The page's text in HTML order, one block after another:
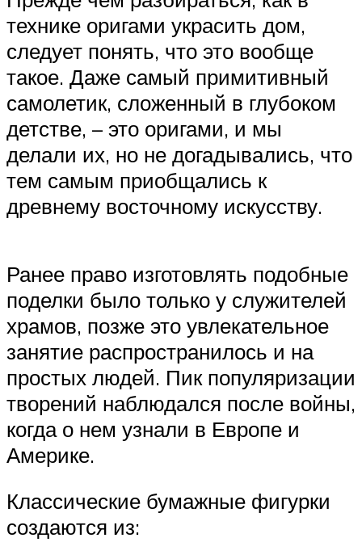
технике оригами украсить дом,
следует понять, что это вообще
такое. Даже самый примитивный
самолетик, сложенный в глубоком
детстве, – это оригами, и мы
делали их, но не догадывались, что
тем самым приобщались к
древнему восточному искусству.
Ранее право изготовлять подобные
поделки было только у служителей
храмов, позже это увлекательное
занятие распространилось и на
простых людей. Пик популяризации
творений наблюдался после войны,
когда о нем узнали в Европе и
Америке.
Классические бумажные фигурки
создаются из: